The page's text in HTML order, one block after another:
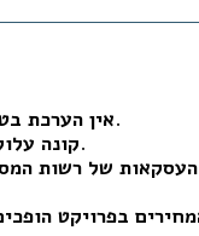
אין הערכת– הבנק מממן נכס מבלי לדעת את ערכו הכלכלי.
קונה– משלם על נכס יקר מדי.
של רשות
בפרויקט